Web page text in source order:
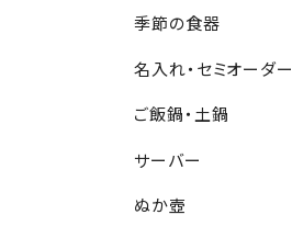
季節の食器
名入れ・セミオーダー
ご飯鍋・土鍋
サーバー
ぬか壺